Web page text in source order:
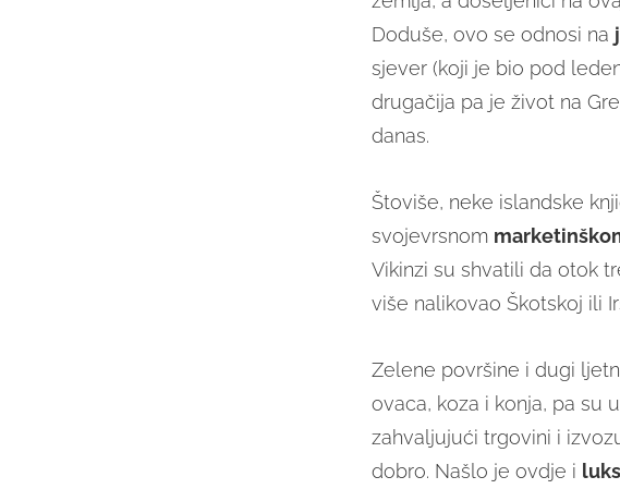
Doduše, ovo se odnosi na
sjever (koji je bio pod
drugačija pa je život na
danas.
Štoviše, neke islandske
svojevrsnom
Vikinzi su shvatili da otok
više nalikovao Škotskoj ili
Zelene površine i dugi
ovaca, koza i konja, pa su
zahvaljujući trgovini i
dobro. Našlo je ovdje i